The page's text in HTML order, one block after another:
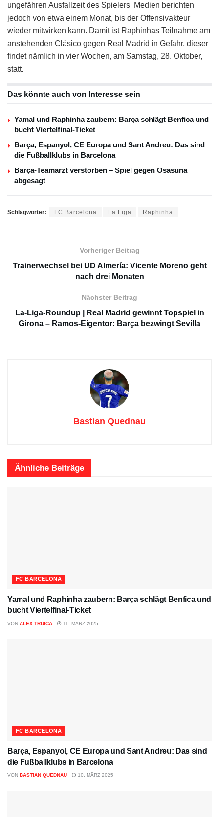
ungefähren Ausfallzeit des Spielers, Medien berichten
jedoch von etwa einem Monat, bis der Offensivakteur
wieder mitwirken kann. Damit ist Raphinhas Teilnahme am
anstehenden Clásico gegen Real Madrid in Gefahr, dieser
findet nämlich in vier Wochen, am Samstag, 28. Oktober,
statt.
Das könnte auch von Interesse sein
Yamal und Raphinha zaubern: Barça schlägt Benfica und
bucht Viertelfinal-Ticket
Barça, Espanyol, CE Europa und Sant Andreu: Das sind
die Fußballklubs in Barcelona
Barça-Teamarzt verstorben – Spiel gegen Osasuna
abgesagt
Schlagwörter: FC Barcelona La Liga Raphinha
Vorheriger Beitrag
Trainerwechsel bei UD Almería: Vicente Moreno geht
nach drei Monaten
Nächster Beitrag
La-Liga-Roundup | Real Madrid gewinnt Topspiel in
Girona – Ramos-Eigentor: Barça bezwingt Sevilla
Bastian Quednau
Ähnliche Beiträge
FC BARCELONA
Yamal und Raphinha zaubern: Barça schlägt Benfica und
bucht Viertelfinal-Ticket
VON ALEX TRUICA 11. MÄRZ 2025
FC BARCELONA
Barça, Espanyol, CE Europa und Sant Andreu: Das sind
die Fußballklubs in Barcelona
VON BASTIAN QUEDNAU 10. MÄRZ 2025